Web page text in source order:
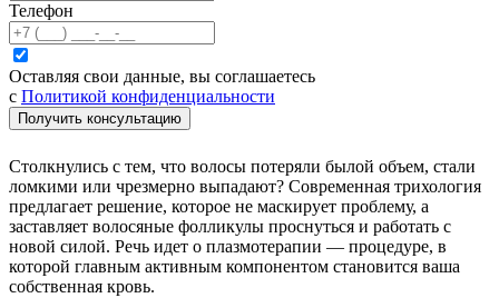
Телефон
Оставляя свои данные, вы соглашаетесь
с Политикой конфиденциальности
Получить консультацию
Столкнулись с тем, что волосы потеряли былой объем, стали
ломкими или чрезмерно выпадают? Современная трихология
предлагает решение, которое не маскирует проблему, а
заставляет волосяные фолликулы проснуться и работать с
новой силой. Речь идет о плазмотерапии — процедуре, в
которой главным активным компонентом становится ваша
собственная кровь.